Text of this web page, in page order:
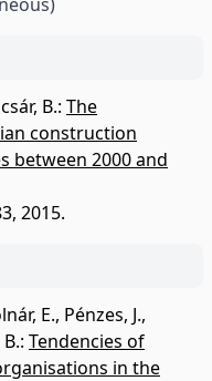
B.: The
construction
between 2000 and
2015.
E., Pénzes, J.,
: Tendencies of
in the